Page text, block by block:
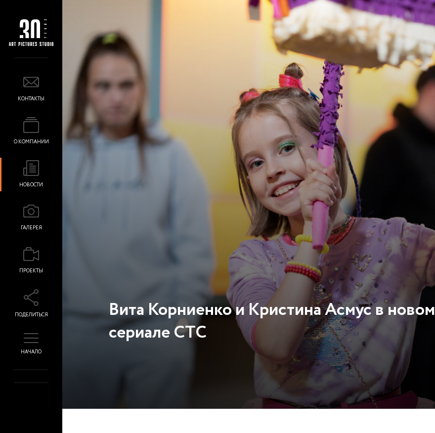
КОНТАКТЫ
О КОМПАНИИ
НОВОСТИ
ГАЛЕРЕЯ
ПРОЕКТЫ
ПОДЕЛИТЬСЯ
НАЧАЛО
Вита Корниенко и Кристина Асмус в новом
сериале СТС